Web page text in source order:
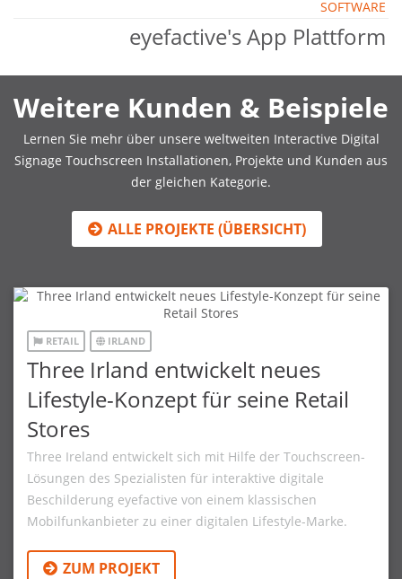
SOFTWARE
eyefactive's App Plattform
Weitere Kunden & Beispiele
Lernen Sie mehr über unsere weltweiten Interactive Digital
Signage Touchscreen Installationen, Projekte und Kunden aus
der gleichen Kategorie.
ALLE PROJEKTE (ÜBERSICHT)
RETAIL IRLAND
Three Irland entwickelt neues
Lifestyle-Konzept für seine Retail
Stores
Three Ireland entwickelt sich mit Hilfe der Touchscreen-
Lösungen des Spezialisten für interaktive digitale
Beschilderung eyefactive von einem klassischen
Mobilfunkanbieter zu einer digitalen Lifestyle-Marke.
ZUM PROJEKT